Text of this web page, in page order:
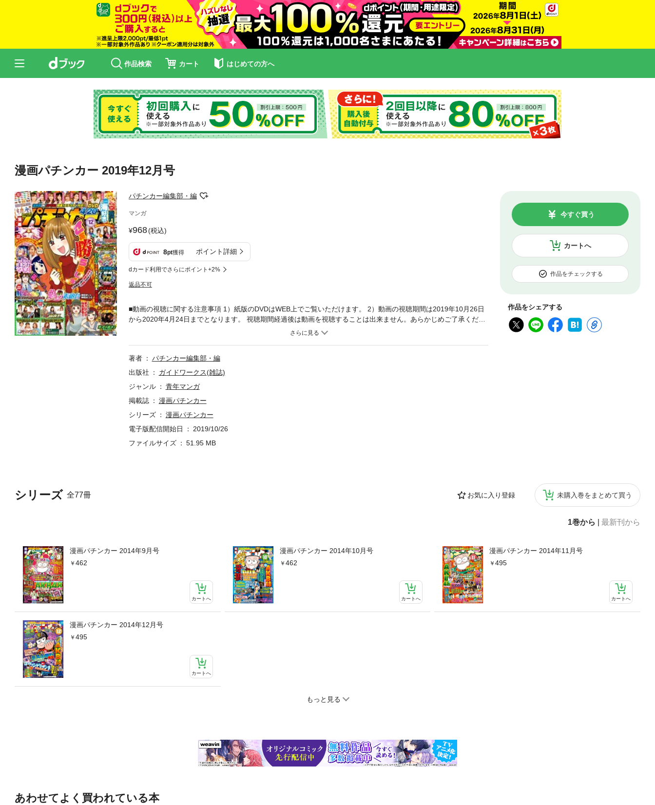
作品検索 カート はじめての方へ
漫画パチンカー 2019年12月号
パチンカー編集部・編
マンガ
968(税込)
8pt獲得 ポイント詳細
dカード利用でさらにポイント+2%
返品不可
カートへ
今すぐ買う
作品をチェックする
作品をシェアする
シリーズ 全77冊 お気に入り登録 未購入巻をまとめて買う
1巻から 最新刊から
漫画パチンカー 2014年9月号
462
カートへ
漫画パチンカー 2014年10月号
462
カートへ
漫画パチンカー 2014年11月号
495
カートへ
漫画パチンカー 2014年12月号
495
カートへ
もっと見る
■動画の視聴に関する注意事項 1）紙版のDVDはWEB上でご覧いただけます。 2）動画の視聴期間は2019年10月26日
から2020年4月24日までとなります。 視聴期間経過後は動画を視聴することは出来ません。あらかじめご了承くださ
い。 視聴期間経過後に電子書籍を購入された方の視聴期間も上記と同様になりますのでご注意ください。 ※「開運！
のお仕事/吉田小梅 ドン・キホーテが行く/谷村ひとし みさおちゃん/みさお＋あかいこうじ お支払いはパチンコで/カ
ワサキカオリ パチンコラブモーション/桜キュイン＋荒木浩之 他全10本!! ●コラム ドン・キホーテ谷村ひとしのパチン
著者
パチンカー編集部・編
出版社
ガイドワークス(雑誌)
ジャンル
青年マンガ
掲載誌
漫画パチンカー
シリーズ
漫画パチンカー
電子版配信開始日
2019/10/26
ファイルサイズ
51.95 MB
あわせてよく買われている本